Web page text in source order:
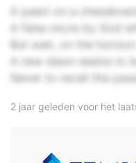
A pawn on a chessboard
A false move by God
But wait, on the horizon
A new dawn seems to
Never to recall this
2 jaar geleden voor het